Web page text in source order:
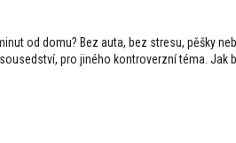
od domu? Bez auta, bez stresu, pěšky
pro jiného kontroverzní téma.